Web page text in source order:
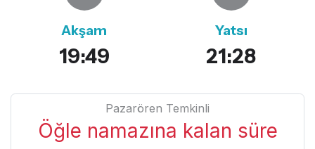
Akşam
19:49
Yatsı
21:28
Pazarören Temkinli
Öğle namazına kalan süre